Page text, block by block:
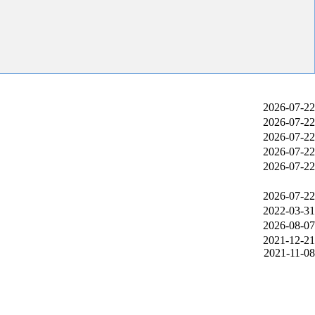
2026-07-22
2026-07-22
2026-07-22
2026-07-22
2026-07-22
2026-07-22
2022-03-31
2026-08-07
2021-12-21
2021-11-08